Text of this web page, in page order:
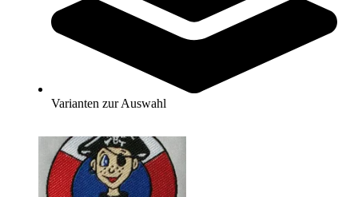
Varianten zur Auswahl
Urkunde Seeräuber
Zum Produkt
Sofort lieferbar